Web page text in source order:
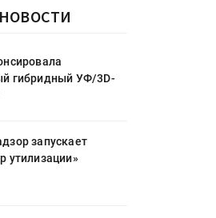
гибридный УФ/3D-
запускает
утилизации»